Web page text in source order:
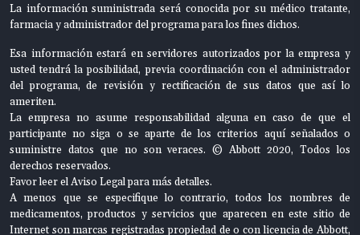
La información suministrada será conocida por su médico tratante,
farmacia y administrador del programa para los fines dichos.
Esa información estará en servidores autorizados por la empresa y
usted tendrá la posibilidad, previa coordinación con el administrador
del programa, de revisión y rectificación de sus datos que así lo
ameriten.
La empresa no asume responsabilidad alguna en caso de que el
participante no siga o se aparte de los criterios aquí señalados o
suministre datos que no son veraces. © Abbott 2020, Todos los
derechos reservados.
Favor leer el Aviso Legal para más detalles.
A menos que se especifique lo contrario, todos los nombres de
medicamentos, productos y servicios que aparecen en este sitio de
Internet son marcas registradas propiedad de o con licencia de Abbott,